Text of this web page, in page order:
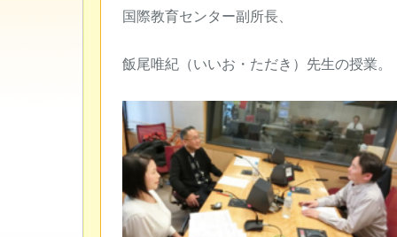
国際教育センター副所長、
飯尾唯紀（いいお・ただき）先生の授業。